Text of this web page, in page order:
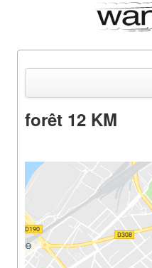
Equipements & Tests
Parcours & Courses
Outils & Réseaux
forêt 12 KM